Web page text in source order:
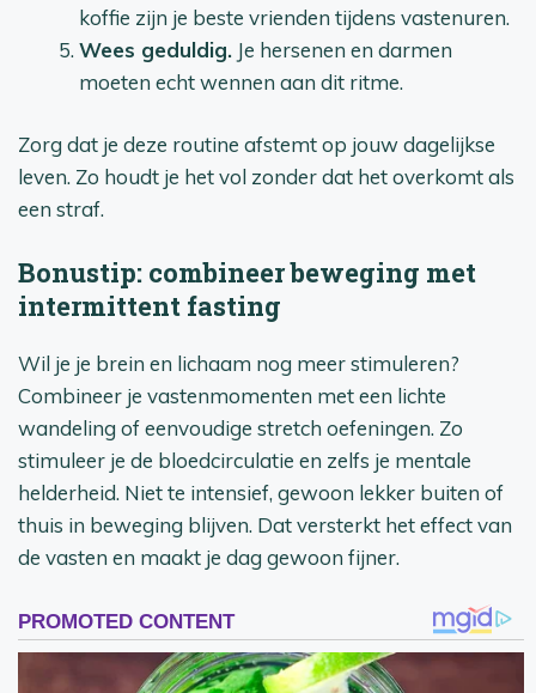
koffie zijn je beste vrienden tijdens vastenuren.
Wees geduldig. Je hersenen en darmen
moeten echt wennen aan dit ritme.
Zorg dat je deze routine afstemt op jouw dagelijkse
leven. Zo houdt je het vol zonder dat het overkomt als
een straf.
Bonustip: combineer beweging met
intermittent fasting
Wil je je brein en lichaam nog meer stimuleren?
Combineer je vastenmomenten met een lichte
wandeling of eenvoudige stretch oefeningen. Zo
stimuleer je de bloedcirculatie en zelfs je mentale
helderheid. Niet te intensief, gewoon lekker buiten of
thuis in beweging blijven. Dat versterkt het effect van
de vasten en maakt je dag gewoon fijner.